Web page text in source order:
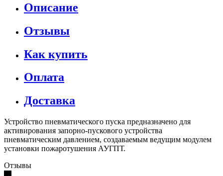
Описание
Отзывы
Как купить
Оплата
Доставка
Устройство пневматического пуска предназначено для
активирования запорно-пускового устройства
пневматическим давлением, создаваемым ведущим модулем
установки пожаротушения АУГПТ.
Отзывы